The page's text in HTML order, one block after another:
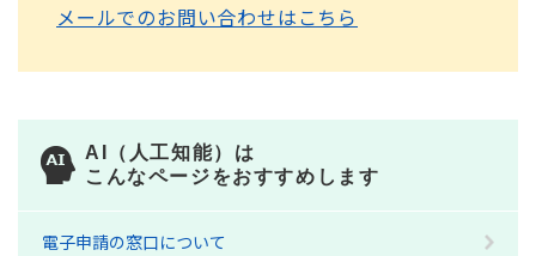
メールでのお問い合わせはこちら
AI（人工知能）は
こんなページをおすすめします
電子申請の窓口について